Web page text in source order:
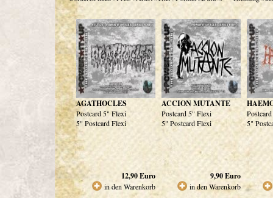
AGATHOCLES
Postcard 5" Flexi
5" Postcard Flexi
12,90Euro
in den Warenkorb
ACCION MUTANTE
Postcard 5" Flexi
5" Postcard Flexi
9,90Euro
in den Warenkorb
5"